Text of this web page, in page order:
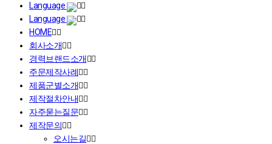
Language
Language
HOME
회사소개
경력브랜드소개
주문제작사례
제품군별소개
제작절차안내
자주묻는질문
제작문의
오시는길